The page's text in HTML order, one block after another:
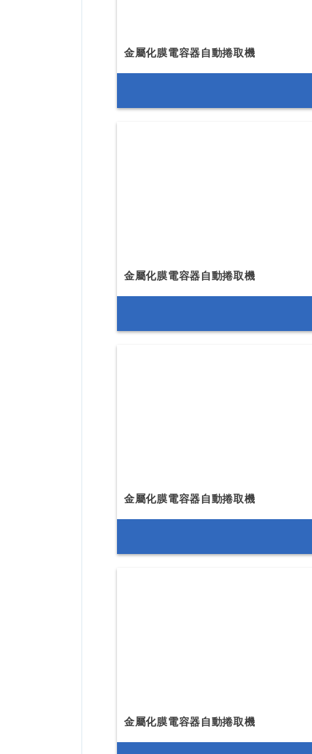
金屬化膜電容器自動捲取機
金屬化膜電容器自動捲取機
金屬化膜電容器自動捲取機
金屬化膜電容器自動捲取機